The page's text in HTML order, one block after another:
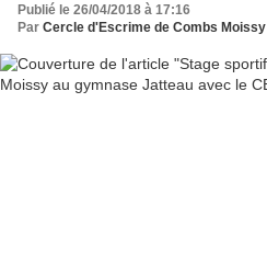
Publié le 26/04/2018 à 17:16
Par Cercle d'Escrime de Combs Moissy